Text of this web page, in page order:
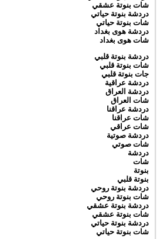
شات بنوتة عشقي
دردشة بنوتة حياتي
شات بنوتة حياتي
دردشة هوى بغداد
شات هوى بغداد
دردشة بنوتة قلبي
شات بنوتة قلبي
جات بنوتة قلبي
دردشة عراقية
دردشة العراق
شات العراق
دردشة عراقنا
شات عراقنا
شات عراقي
دردشة صوتية
شات صوتي
دردشة
شات
بنوتة
بنوتة قلبي
دردشة بنوتة روحي
شات بنوتة روحي
دردشة بنوتة عشقي
شات بنوتة عشقي
دردشة بنوتة حياتي
شات بنوتة حياتي